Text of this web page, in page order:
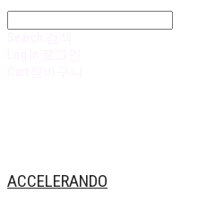
ACCELERANDO